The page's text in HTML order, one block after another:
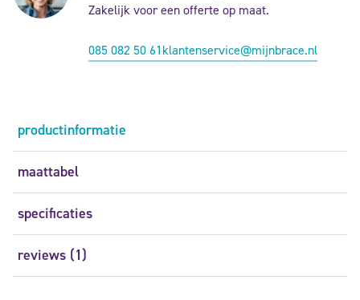
Zakelijk voor een offerte op maat.
085 082 50 61klantenservice@mijnbrace.nl
productinformatie
maattabel
specificaties
reviews (1)